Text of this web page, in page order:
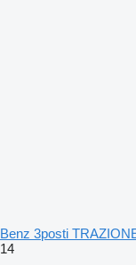
Benz 3posti
14